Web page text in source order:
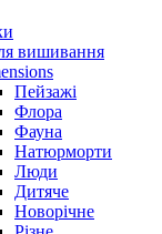
вишивання
Пейзажі
Флора
Фауна
Натюрморти
Люди
Дитяче
Новорічне